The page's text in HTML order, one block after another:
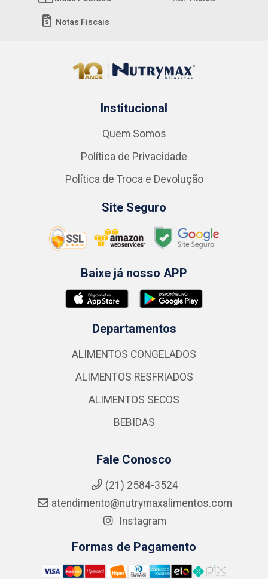
Notas Fiscais
Institucional
Quem Somos
Política de Privacidade
Política de Troca e Devolução
Site Seguro
Baixe já nosso APP
Departamentos
ALIMENTOS CONGELADOS
ALIMENTOS RESFRIADOS
ALIMENTOS SECOS
BEBIDAS
Fale Conosco
(21) 2584-3524
atendimento@nutrymaxalimentos.com
Instagram
Formas de Pagamento